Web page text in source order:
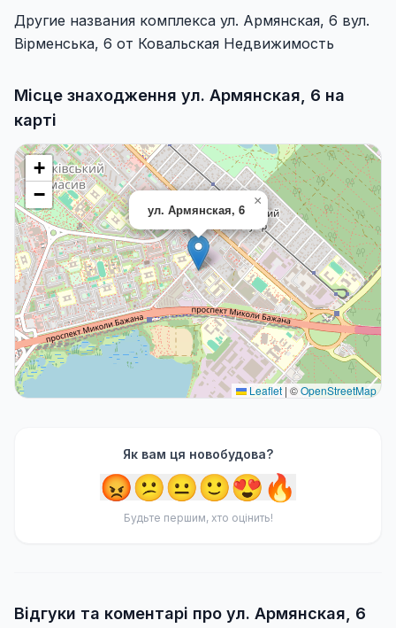
Другие названия комплекса ул. Армянская, 6 вул.
Вірменська, 6 от Ковальская Недвижимость
Місце знаходження ул. Армянская, 6 на
карті
ул. Армянская, 6
×
+
−
Leaflet | ©OpenStreetMap
Як вам ця новобудова?
😡😕😐🙂😍🔥
Будьте першим, хто оцінить!
Відгуки та коментарі про ул. Армянская, 6